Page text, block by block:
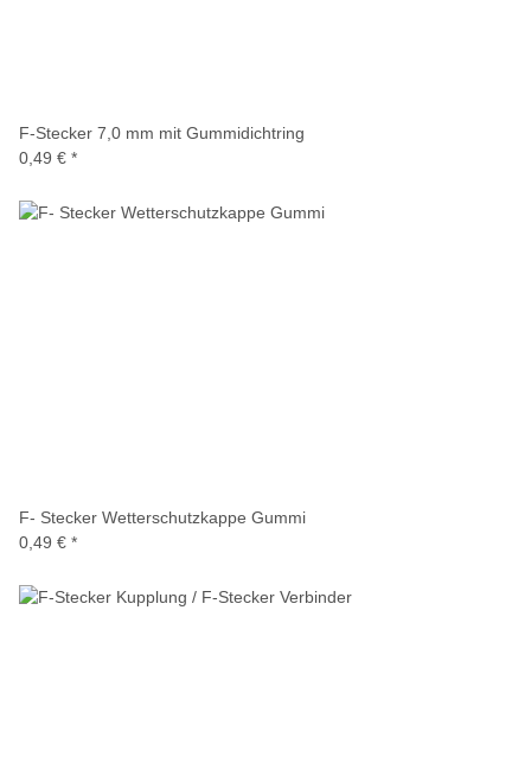
F-Stecker 7,0 mm mit Gummidichtring
0,49 € *
F- Stecker Wetterschutzkappe Gummi
0,49 € *